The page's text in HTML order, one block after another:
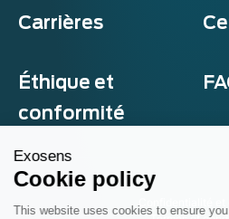
Carrières
Éthique et
conformité
Exosens
Cookie policy
This website uses cookies to ensure